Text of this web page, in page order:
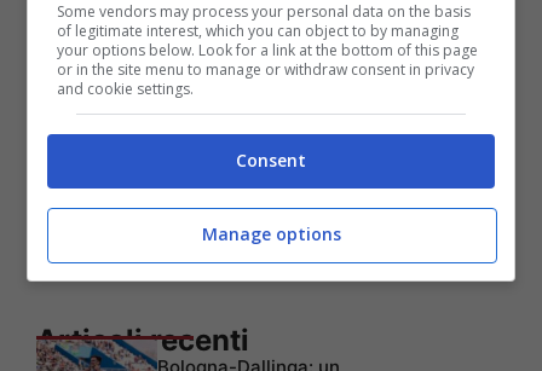
Articoli recenti
Some vendors may process your personal data on the basis
of legitimate interest, which you can object to by managing
your options below. Look for a link at the bottom of this page
or in the site menu to manage or withdraw consent in privacy
and cookie settings.
Consent
Manage options